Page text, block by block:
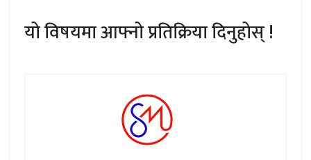
यो विषयमा आफ्नो प्रतिक्रिया दिनुहोस् !